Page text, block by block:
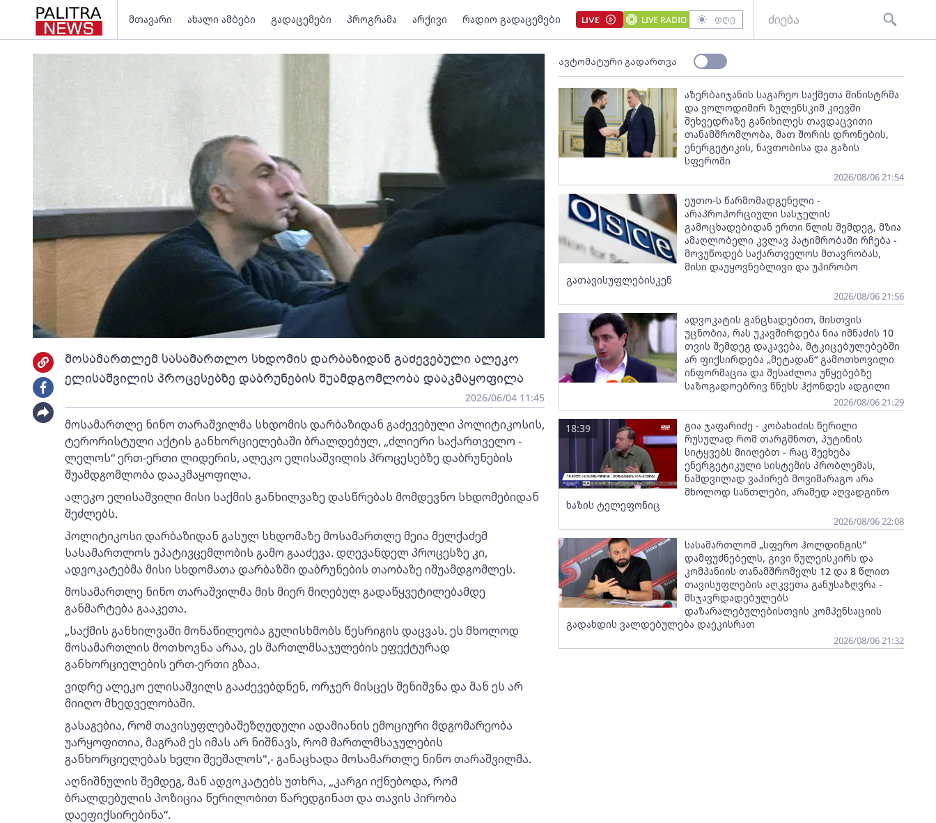
მთავარი ახალი ამბები გადაცემები პროგრამა არქივი რადიო გადაცემები LIVE LIVE RADIO დღე
მოსამართლემ სასამართლო სხდომის დარბაზიდან გაძევებული ალეკო
ელისაშვილის პროცესებზე დაბრუნების შუამდგომლობა დააკმაყოფილა
2026/06/04 11:45
მოსამართლე ნინო თარაშვილმა სხდომის დარბაზიდან გაძევებული პოლიტიკოსის,
ტერორისტული აქტის განხორციელებაში ბრალდებულ, „ძლიერი საქართველო -
ლელოს“ ერთ-ერთი ლიდერის, ალეკო ელისაშვილის პროცესებზე დაბრუნების
შუამდგომლობა დააკმაყოფილა.
ალეკო ელისაშვილი მისი საქმის განხილვაზე დასწრებას მომდევნო სხდომებიდან
შეძლებს.
პოლიტიკოსი დარბაზიდან გასულ სხდომაზე მოსამართლე მეია მელქაძემ
სასამართლოს უპატივცემლობის გამო გააძევა. დღევანდელ პროცესზე კი,
ადვოკატებმა მისი სხდომათა დარბაზში დაბრუნების თაობაზე იშუამდგომლეს.
მოსამართლე ნინო თარაშვილმა მის მიერ მიღებულ გადაწყვეტილებამდე
განმარტება გააკეთა.
„საქმის განხილვაში მონაწილეობა გულისხმობს წესრიგის დაცვას. ეს მხოლოდ
მოსამართლის მოთხოვნა არაა, ეს მართლმსაჯულების ეფექტურად
განხორციელების ერთ-ერთი გზაა.
ვიდრე ალეკო ელისაშვილს გააძევებდნენ, ორჯერ მისცეს შენიშვნა და მან ეს არ
მიიღო მხედველობაში.
გასაგებია, რომ თავისუფლებაშეზღუდული ადამიანის ემოციური მდგომარეობა
უარყოფითია, მაგრამ ეს იმას არ ნიშნავს, რომ მართლმსაჯულების
განხორციელებას ხელი შეეშალოს",- განაცხადა მოსამართლე ნინო თარაშვილმა.
აღნიშნულის შემდეგ, მან ადვოკატებს უთხრა, „კარგი იქნებოდა, რომ
ბრალდებულის პოზიცია წერილობით წარედგინათ და თავის პირობა
დაეფიქსირებინა“.
ავტომატური გადართვა
აზერბაიჯანის საგარეო საქმეთა მინისტრმა
და ვოლოდიმირ ზელენსკიმ კიევში
შეხვედრაზე განიხილეს თავდაცვითი
თანამშრომლობა, მათ შორის დრონების,
ენერგეტიკის, ნავთობისა და გაზის
სფეროში
2026/08/06 21:54
ეუთო-ს წარმომადგენელი -
არაპროპორციული სასჯელის
გამოცხადებიდან ერთი წლის შემდეგ, მზია
ამაღლობელი კვლავ პატიმრობაში რჩება -
მოვუწოდებ საქართველოს მთავრობას,
მისი დაუყოვნებლივი და უპირობო
გათავისუფლებისკენ
2026/08/06 21:56
ადვოკატის განცხადებით, მისთვის
უცნობია, რას უკავშირდება ნია იმნაძის 10
თვის შემდეგ დაკავება, მტკიცებულებებში
არ ფიქსირდება „მეტადან“ გამოთხოვილი
ინფორმაცია და შესაძლოა უწყებებზე
საზოგადოებრივ წნეხს ჰქონდეს ადგილი
2026/08/06 21:29
გია ჯაფარიძე - კობახიძის წერილი
რუსულად რომ თარგმნოთ, პუტინის
სიტყვებს მიიღებთ - რაც შეეხება
ენერგეტიკული სისტემის პრობლემას,
ნამდვილად ვაპირებ მოვიმარაგო არა
მხოლოდ სანთლები, არამედ აღვადგინო
ხაზის ტელეფონიც
18:39
2026/08/06 22:08
სასამართლომ „სფერო ჰოლდინგის"
დამფუძნებელს, გივი წულეისკირს და
კომპანიის თანამშრომელს 12 და 8 წლით
თავისუფლების აღკვეთა განუსაზღვრა -
მსჯავრდადებულებს
დაზარალებულებისთვის კომპენსაციის
გადახდის ვალდებულება დაეკისრათ
2026/08/06 21:32